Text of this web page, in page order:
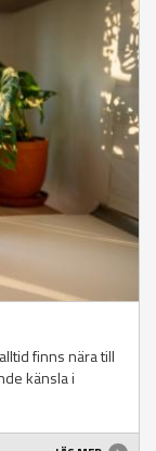
finns nära till
känsla i